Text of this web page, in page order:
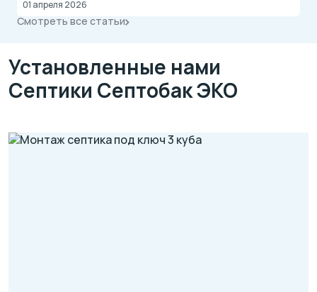
01 апреля 2026
Смотреть все статьи
Установленные нами
Септики Септобак ЭКО